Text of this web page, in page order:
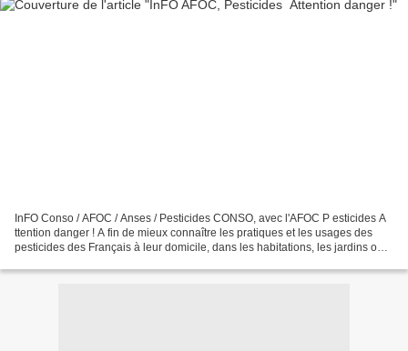
InFO Conso / AFOC / Anses / Pesticides CONSO, avec l'AFOC P esticides A
ttention danger ! A fin de mieux connaître les pratiques et les usages des
pesticides des Français à leur domicile, dans les habitations, les jardins ou